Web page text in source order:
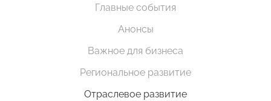
Главные события
Анонсы
Важное для бизнеса
Региональное развитие
Отраслевое развитие